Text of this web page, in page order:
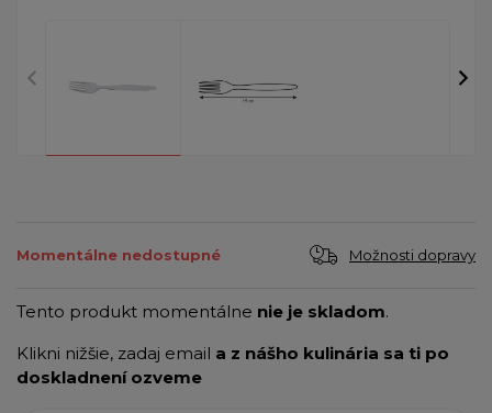
Momentálne nedostupné Možnosti dopravy
Tento produkt momentálne nie je skladom.
Klikni nižšie, zadaj email a z nášho kulinária sa ti po
doskladnení ozveme